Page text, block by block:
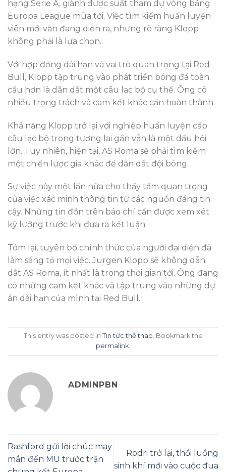
hạng Serie A, giành được suất tham dự vòng bảng
Europa League mùa tới. Việc tìm kiếm huấn luyện
viên mới vẫn đang diễn ra, nhưng rõ ràng Klopp
không phải là lựa chọn.
Với hợp đồng dài hạn và vai trò quan trọng tại Red
Bull, Klopp tập trung vào phát triển bóng đá toàn
cầu hơn là dẫn dắt một câu lạc bộ cụ thể. Ông có
nhiều trọng trách và cam kết khác cần hoàn thành.
Khả năng Klopp trở lại với nghiệp huấn luyện cấp
câu lạc bộ trong tương lai gần vẫn là một dấu hỏi
lớn. Tuy nhiên, hiện tại, AS Roma sẽ phải tìm kiếm
một chiến lược gia khác để dẫn dắt đội bóng.
Sự việc này một lần nữa cho thấy tầm quan trọng
của việc xác minh thông tin từ các nguồn đáng tin
cậy. Những tin đồn trên báo chí cần được xem xét
kỹ lưỡng trước khi đưa ra kết luận.
Tóm lại, tuyên bố chính thức của người đại diện đã
làm sáng tỏ mọi việc. Jurgen Klopp sẽ không dẫn
dắt AS Roma, ít nhất là trong thời gian tới. Ông đang
có những cam kết khác và tập trung vào những dự
án dài hạn của mình tại Red Bull.
This entry was posted in Tin tức thể thao. Bookmark the
permalink.
ADMINPBN
Rashford gửi lời chúc may
mắn đến MU trước trận
Rodri trở lại, thổi luồng
sinh khí mới vào cuộc đua